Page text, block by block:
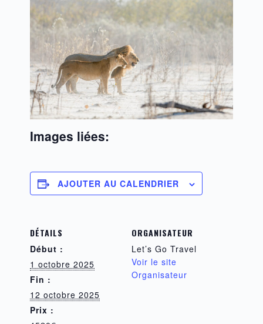
Images liées:
AJOUTER AU CALENDRIER
DÉTAILS
Début :
1 octobre 2025
Fin :
12 octobre 2025
Prix :
ORGANISATEUR
Let’s Go Travel
Voir le site
Organisateur